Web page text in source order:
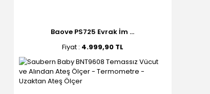
Baove PS725 Evrak İm ...
Fiyat : 4.999,90 TL